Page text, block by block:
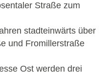
Straße zum
stadteinwärts über
und Fromillerstraße
Ost werden drei